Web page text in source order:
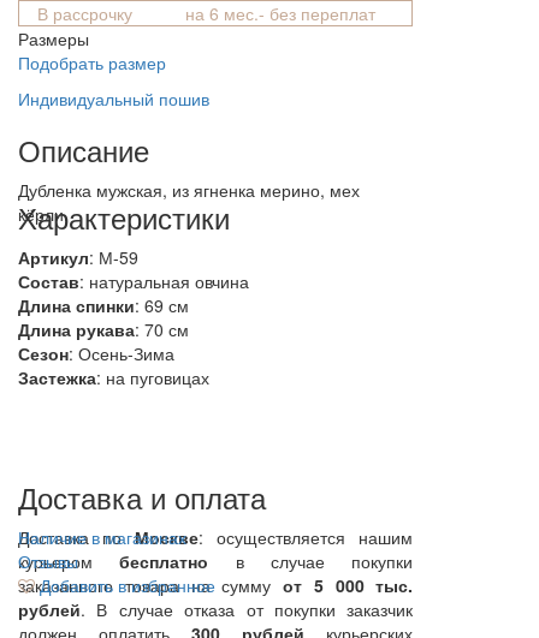
В рассрочку
на 6 мес.- без переплат
Размеры
Подобрать размер
Индивидуальный пошив
Описание
Дубленка мужская, из ягненка мерино, мех
кёрли,
Характеристики
Артикул: М-59
Состав: натуральная овчина
Длина спинки: 69 см
Длина рукава: 70 см
Сезон: Осень-Зима
Застежка: на пуговицах
Доставка и оплата
Доставка поМоскве: осуществляется нашим
курьеромбесплатно в случае покупки
заказанного товара на суммуот 5 000 тыс.
рублей. В случае отказа от покупки заказчик
должен оплатить300 рублей курьерских
Наличие в магазинах
Отзывы
Добавить в избранное